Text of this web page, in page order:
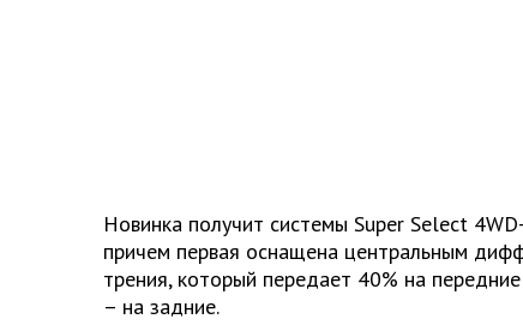
Новинка получит системы Super Select
причем первая оснащена центральным
трения, который передает 40% на
– на задние.